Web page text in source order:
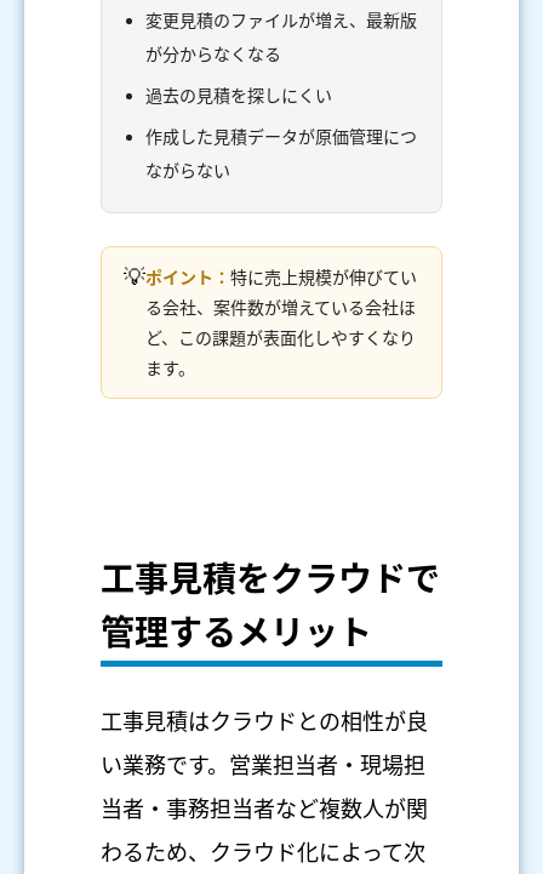
変更見積のファイルが増え、最新版
が分からなくなる
過去の見積を探しにくい
作成した見積データが原価管理につ
ながらない
💡ポイント： 特に売上規模が伸びてい
る会社、案件数が増えている会社ほ
ど、この課題が表面化しやすくなり
ます。
工事見積をクラウドで
管理するメリット
工事見積はクラウドとの相性が良
い業務です。営業担当者・現場担
当者・事務担当者など複数人が関
わるため、クラウド化によって次